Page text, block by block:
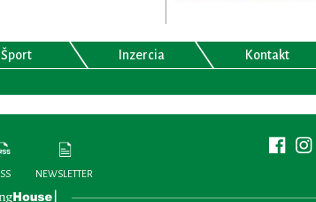
Šport Inzercia Kontakt
NEWSLETTER